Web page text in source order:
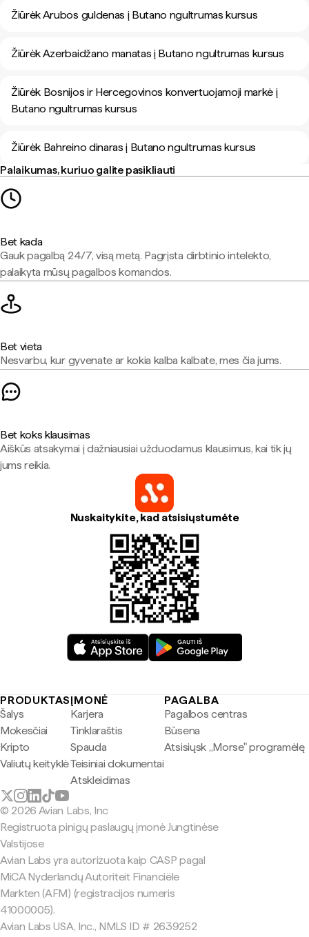
Žiūrėk Arubos guldenas į Butano ngultrumas kursus
Žiūrėk Azerbaidžano manatas į Butano ngultrumas kursus
Žiūrėk Bosnijos ir Hercegovinos konvertuojamoji markė į
Butano ngultrumas kursus
Žiūrėk Bahreino dinaras į Butano ngultrumas kursus
Palaikumas, kuriuo galite pasikliauti
Bet kada
Gauk pagalbą 24/7, visą metą. Pagrįsta dirbtinio intelekto,
palaikyta mūsų pagalbos komandos.
Bet vieta
Nesvarbu, kur gyvenate ar kokia kalba kalbate, mes čia jums.
Bet koks klausimas
Aiškūs atsakymai į dažniausiai užduodamus klausimus, kai tik jų
jums reikia.
Nuskaitykite, kad atsisiųstumėte
PRODUKTAS
Šalys
Mokesčiai
Kripto
Valiutų keityklė
ĮMONĖ
Karjera
Tinklaraštis
Spauda
Teisiniai dokumentai
Atskleidimas
PAGALBA
Pagalbos centras
Būsena
Atsisiųsk „Morse" programėlę
© 2026 Avian Labs, Inc
Registruota pinigų paslaugų įmonė Jungtinėse
Valstijose
Avian Labs yra autorizuota kaip CASP pagal
MiCA Nyderlandų Autoriteit Financiële
Markten (AFM) (registracijos numeris
41000005).
Avian Labs USA, Inc., NMLS ID # 2639252